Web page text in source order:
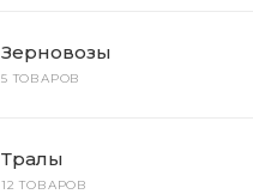
Зерновозы
5 ТОВАРОВ
Тралы
12 ТОВАРОВ